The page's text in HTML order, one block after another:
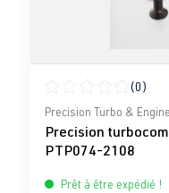
Note moyenne de 0
(0)
Precision Turbo & Engine
Precision
PTP074-2108
Prêt à être expédié !